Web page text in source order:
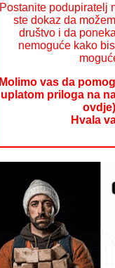
Postanite podupiratelj
ste dokaz da
društvo i da
nemoguće kako
Molimo vas da
uplatom priloga na
Hvala